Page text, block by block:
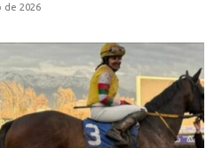
de 2026